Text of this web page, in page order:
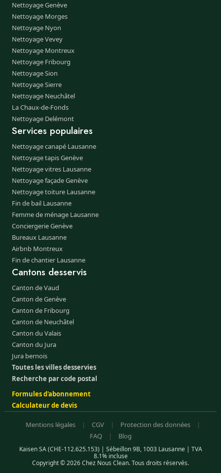
Nettoyage Genève
Nettoyage Morges
Nettoyage Nyon
Nettoyage Vevey
Nettoyage Montreux
Nettoyage Fribourg
Nettoyage Sion
Nettoyage Sierre
Nettoyage Neuchâtel
La Chaux-de-Fonds
Nettoyage Delémont
Services populaires
Nettoyage canapé Lausanne
Nettoyage tapis Genève
Nettoyage vitres Lausanne
Nettoyage façade Genève
Nettoyage toiture Lausanne
Fin de bail Lausanne
Femme de ménage Lausanne
Conciergerie Genève
Bureaux Lausanne
Airbnb Montreux
Fin de chantier Lausanne
Cantons desservis
Canton de Vaud
Canton de Genève
Canton de Fribourg
Canton de Neuchâtel
Canton du Valais
Canton du Jura
Jura bernois
Toutes les villes desservies
Recherche par code postal
Formules d'abonnement
Calculateur de devis
Mentions légales | CGV | Protection des données
|
FAQ
| Blog
Kaisen SA (CHE-112.625.153) | Sébeillon 9B, 1003 Lausanne | TVA
8.1% incluse
Copyright © 2026 Chez Nous Clean. Tous droits réservés.